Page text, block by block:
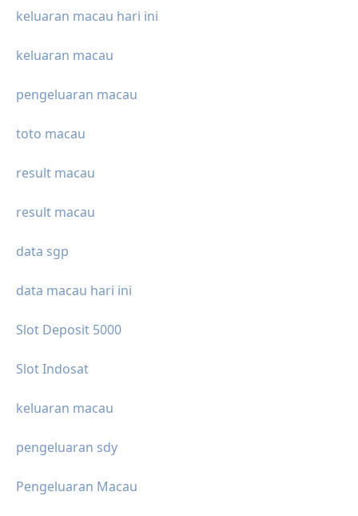
keluaran macau hari ini
keluaran macau
pengeluaran macau
toto macau
result macau
result macau
data sgp
data macau hari ini
Slot Deposit 5000
Slot Indosat
keluaran macau
pengeluaran sdy
Pengeluaran Macau